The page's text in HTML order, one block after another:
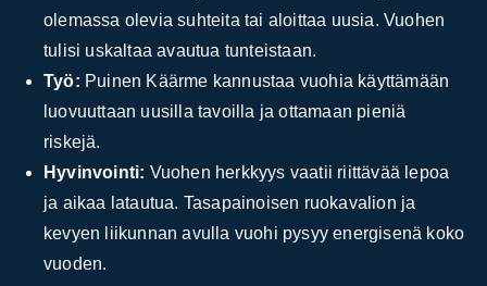
olemassa olevia suhteita tai aloittaa uusia. Vuohen
tulisi uskaltaa avautua tunteistaan.
Työ: Puinen Käärme kannustaa vuohia käyttämään
luovuuttaan uusilla tavoilla ja ottamaan pieniä
riskejä.
Hyvinvointi: Vuohen herkkyys vaatii riittävää lepoa
ja aikaa latautua. Tasapainoisen ruokavalion ja
kevyen liikunnan avulla vuohi pysyy energisenä koko
vuoden.